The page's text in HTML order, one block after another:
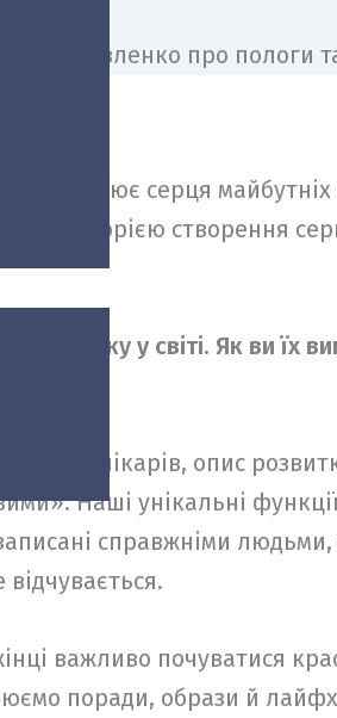
підкорює серця майбутніх
історією створення
додатку у світі. Як ви їх
від лікарів, опис
Наші унікальні
справжніми
важливо почуватися
поради, образи й